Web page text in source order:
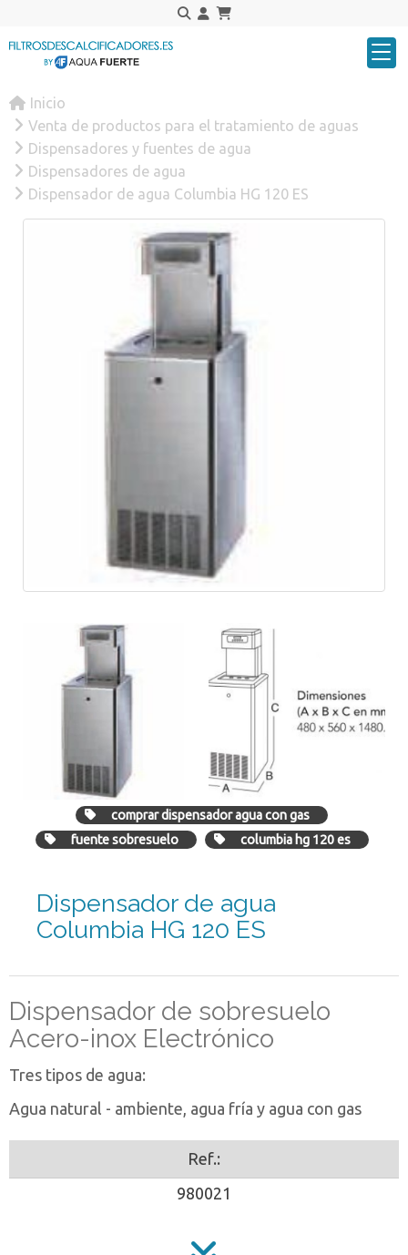
Inicio
Venta de productos para el tratamiento de aguas
Dispensadores y fuentes de agua
Dispensadores de agua
Dispensador de agua Columbia HG 120 ES
comprar dispensador agua con gas
fuente sobresuelo
columbia hg 120 es
Dispensador de agua
Columbia HG 120 ES
Dispensador de sobresuelo
Acero-inox Electrónico
Tres tipos de agua:
Agua natural - ambiente, agua fría y agua con gas
Ref.:
980021